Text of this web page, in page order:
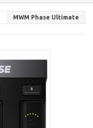
MWM Phase Ultimate